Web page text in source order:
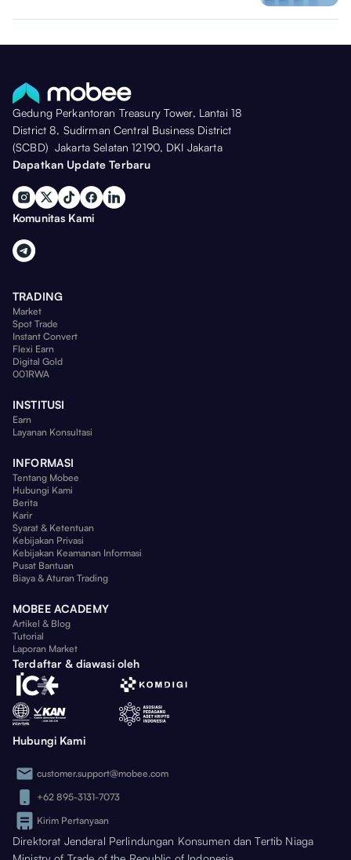
Gedung Perkantoran Treasury Tower, Lantai 18
District 8, Sudirman Central Business District
(SCBD) Jakarta Selatan 12190, DKI Jakarta
Dapatkan Update Terbaru
Komunitas Kami
TRADING
Market
Spot Trade
Instant Convert
Flexi Earn
Digital Gold
001RWA
INSTITUSI
Earn
Layanan Konsultasi
INFORMASI
Tentang Mobee
Hubungi Kami
Berita
Karir
Syarat & Ketentuan
Kebijakan Privasi
Kebijakan Keamanan Informasi
Pusat Bantuan
Biaya & Aturan Trading
MOBEE ACADEMY
Artikel & Blog
Tutorial
Laporan Market
Terdaftar & diawasi oleh
Hubungi Kami
customer.support@mobee.com
+62 895-3131-7073
Kirim Pertanyaan
Direktorat Jenderal Perlindungan Konsumen dan Tertib Niaga